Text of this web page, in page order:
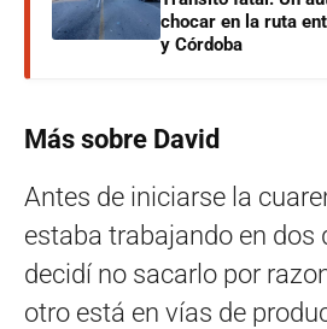
chocar en la ruta
y Córdoba
Más sobre David
Antes de iniciarse la
estaba trabajando en dos
decidí no sacarlo por
otro está en vías de